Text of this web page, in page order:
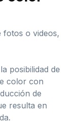
fotos o videos,
posibilidad de
color con
de
resulta en